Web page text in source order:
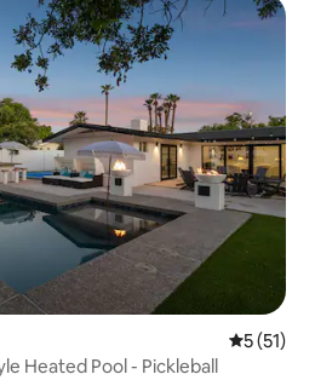
5 de uma
5 (51)
Heated Pool - Pickleball